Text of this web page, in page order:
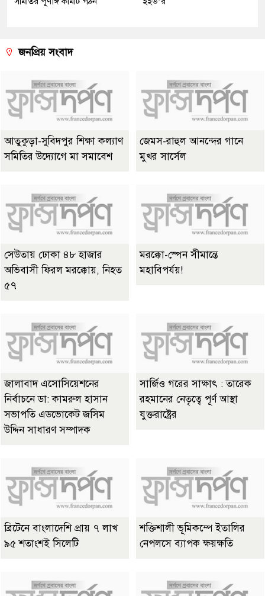
জনপ্রিয় সংবাদ
আতুকুড়া-সুবিদপুর শিক্ষা কল্যাণ
সমিতির উদ্যোগে মা সমাবেশ
জেমস-রাহুল আনন্দের গানে
মুখর সার্সেল
সেউতায় ঢোকা ৪৮ হাজার
অভিবাসী ফিরল মরক্কোয়, নিহত
৫৭
মরক্কো-স্পেন সীমান্তে
মহাবিপর্যয়!
জালাবাদ এসোসিয়েশনের
নির্বাচনে ডা: কামরুল হাসান
সভাপতি এডভোকেট জসিম
উদ্দিন সাধারণ সম্পাদক
সার্জিও গরের সাক্ষাৎ : তারেক
রহমানের নেতৃত্বে পূর্ণ আস্থা
যুক্তরাষ্ট্রের
ব্রিটেনে বাংলাদেশি প্রায় ৭ লাখ
৯৫ শতাংশই সিলেটি
শক্তিশালী ভূমিকম্পে ইতালির
নেপলসে ব্যাপক ক্ষয়ক্ষতি